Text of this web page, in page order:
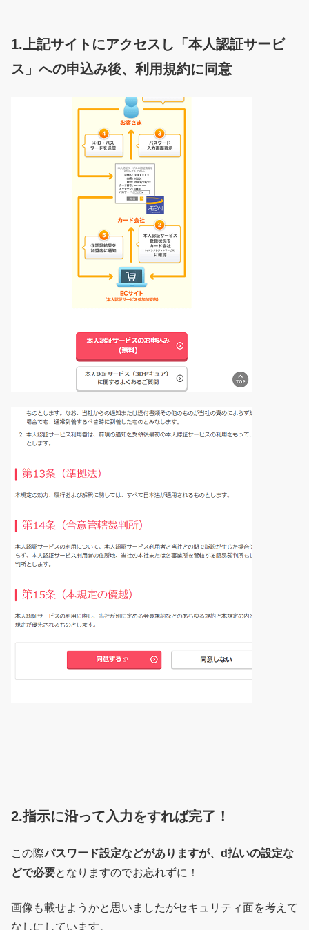
1.上記サイトにアクセスし「本人認証サービ
ス」への申込み後、利用規約に同意
2.指示に沿って入力をすれば完了！
この際パスワード設定などがありますが、d払いの設定な
どで必要となりますのでお忘れずに！
画像も載せようかと思いましたがセキュリティ面を考えて
なしにしています。